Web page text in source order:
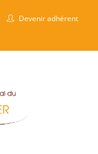
Devenir adhérent